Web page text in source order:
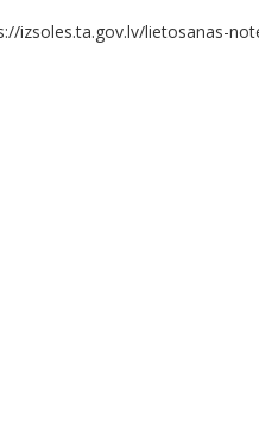
izsoles.ta.gov.lv/lietosanas-